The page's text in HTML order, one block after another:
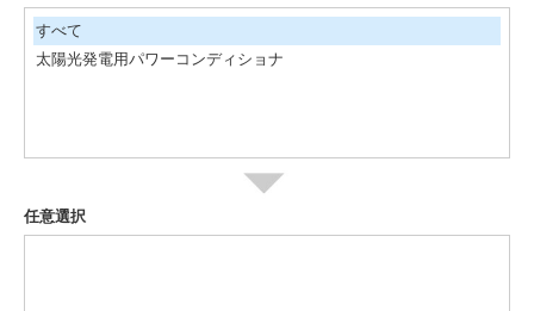
すべて
太陽光発電用パワーコンディショナ
任意選択